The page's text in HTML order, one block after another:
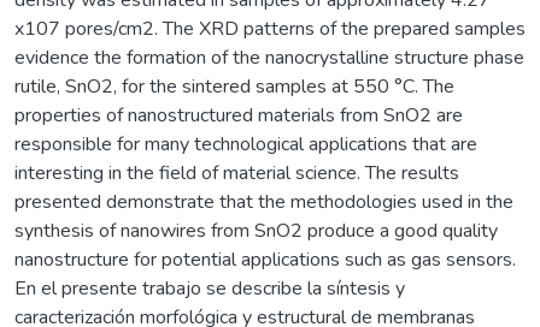
x107 pores/cm2. The XRD patterns of the prepared samples
evidence the formation of the nanocrystalline structure phase
rutile, SnO2, for the sintered samples at 550 °C. The
properties of nanostructured materials from SnO2 are
responsible for many technological applications that are
interesting in the field of material science. The results
presented demonstrate that the methodologies used in the
synthesis of nanowires from SnO2 produce a good quality
nanostructure for potential applications such as gas sensors.
En el presente trabajo se describe la síntesis y
caracterización morfológica y estructural de membranas